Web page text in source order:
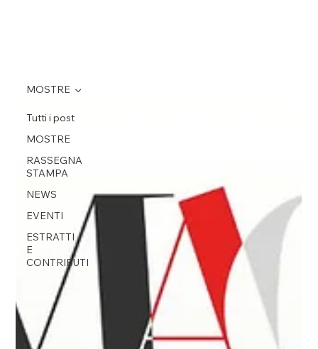
Tutti i post
MOSTRE
RASSEGNA
STAMPA
NEWS
EVENTI
ESTRATTI
E
CONTRIBUTI
MOSTRE